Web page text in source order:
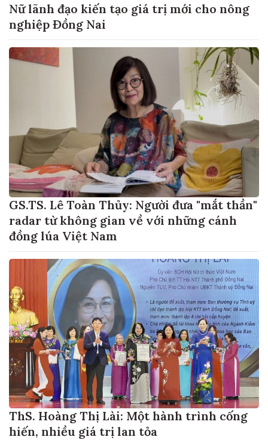
Nữ lãnh đạo kiến tạo giá trị mới cho nông
nghiệp Đồng Nai
GS.TS. Lê Toàn Thủy: Người đưa "mắt thần"
radar từ không gian về với những cánh
đồng lúa Việt Nam
ThS. Hoàng Thị Lài: Một hành trình cống
hiến, nhiều giá trị lan tỏa